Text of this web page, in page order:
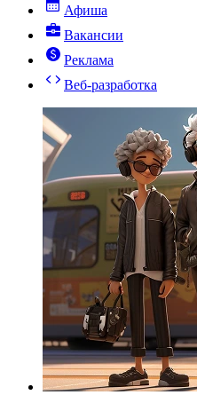
Афиша
Вакансии
Реклама
Веб-разработка